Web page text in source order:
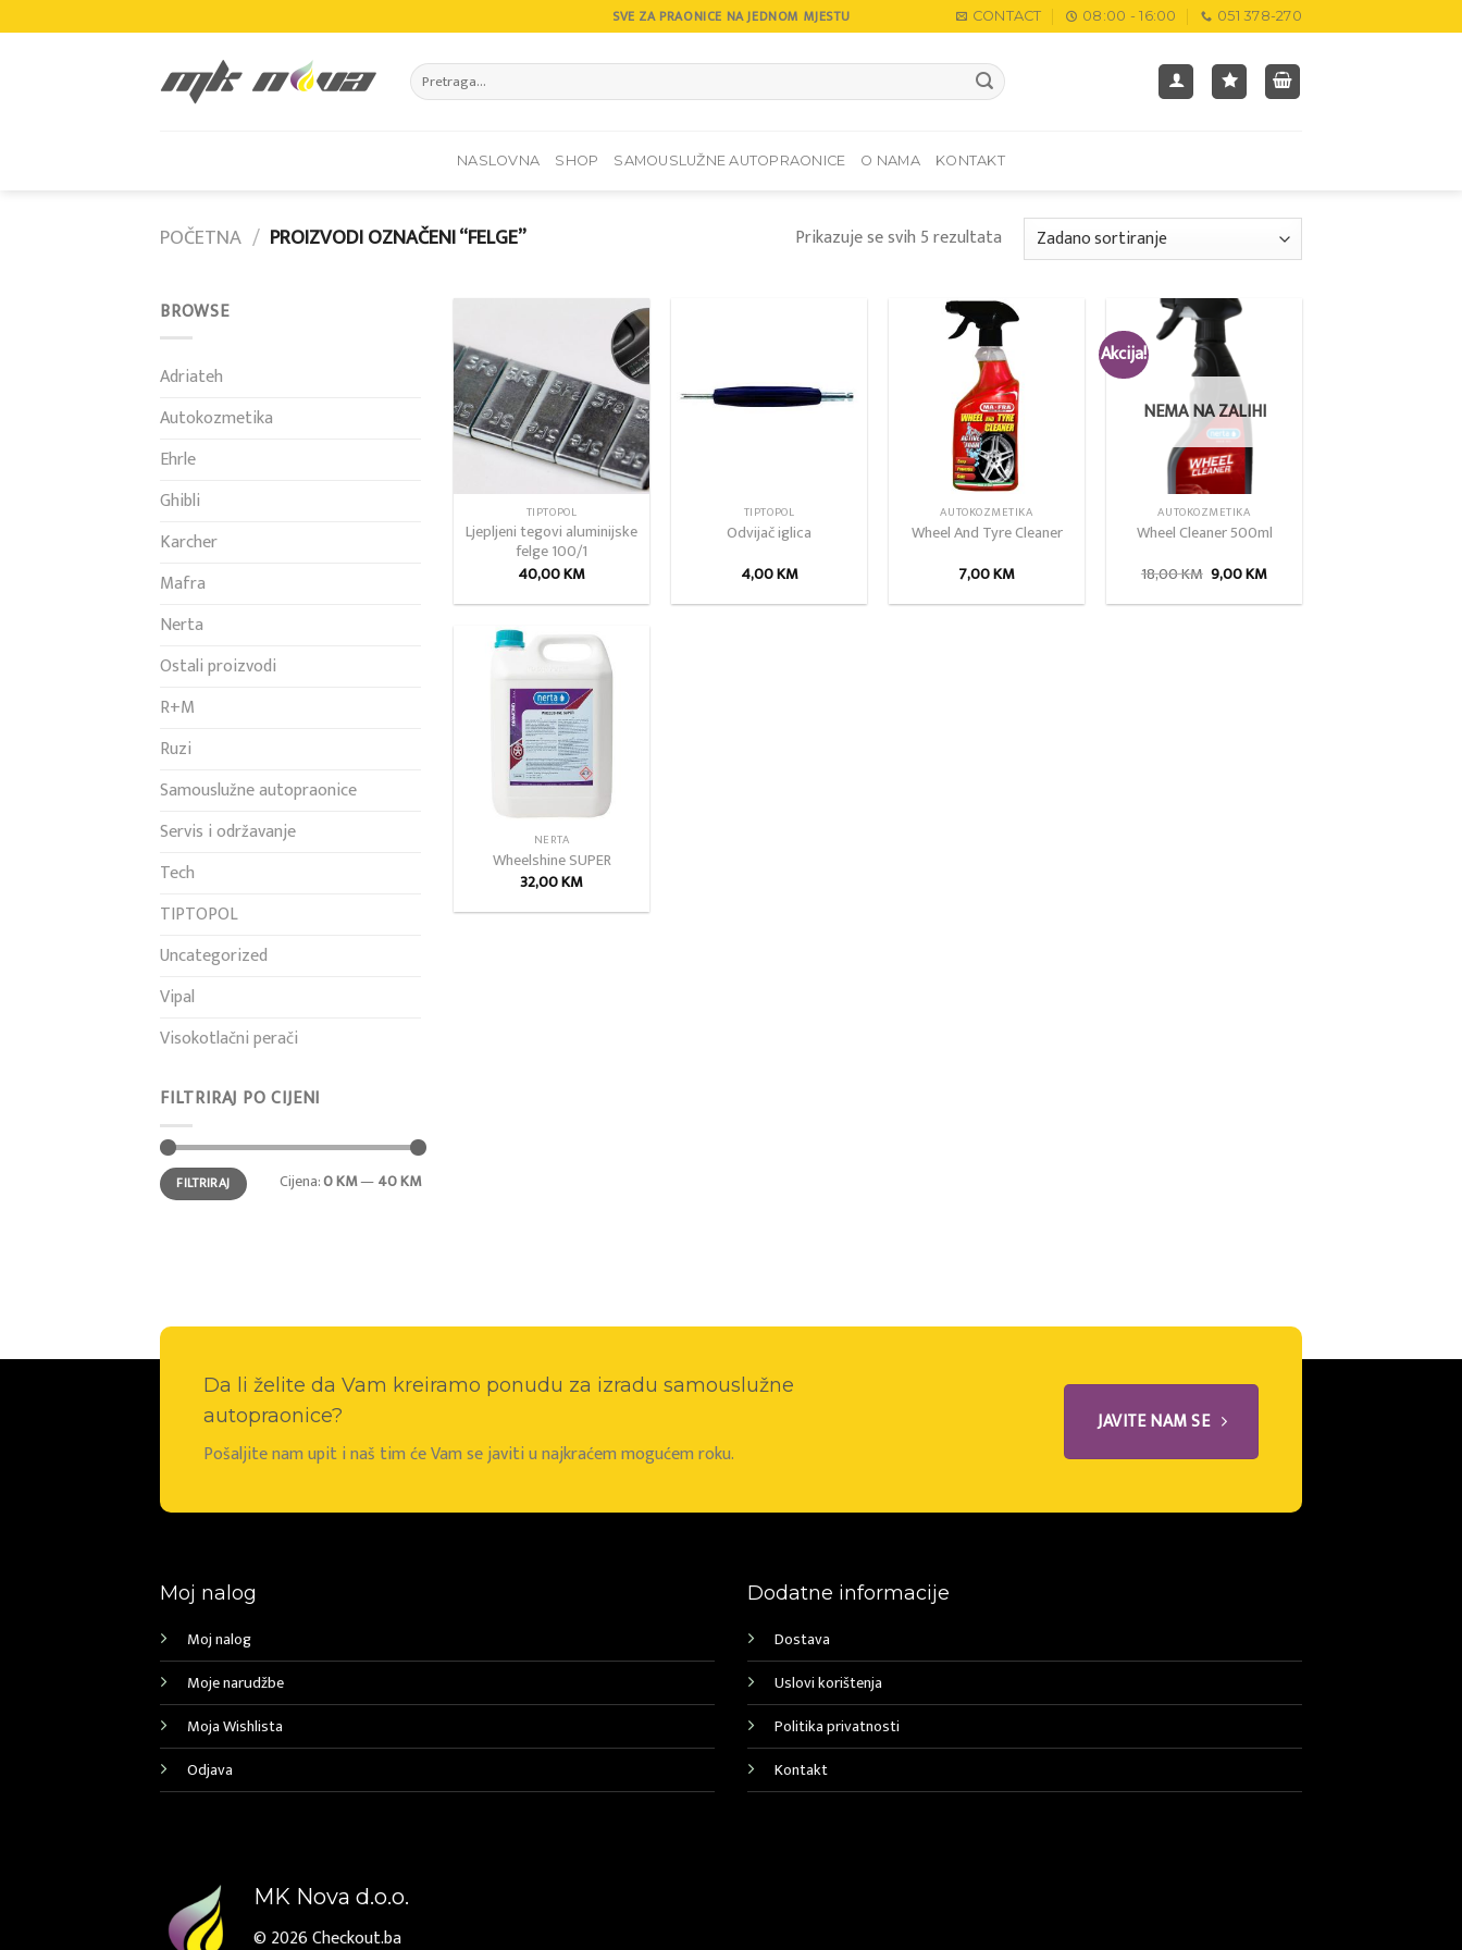
to
SVE ZA PRAONICE NA JEDNOM MJESTU CONTACT 08:00 - 16:00 051 378-270
Pretraži:
NASLOVNA SHOP SAMOUSLUŽNE AUTOPRAONICE O NAMA KONTAKT
POČETNA / PROIZVODI OZNAČENI “FELGE” Prikazuje se svih 5 rezultata
BROWSE
Adriateh
Autokozmetika
Ehrle
Ghibli
Karcher
Mafra
Nerta
Ostali proizvodi
R+M
Ruzi
Samouslužne autopraonice
Servis i održavanje
Tech
TIPTOPOL
Uncategorized
Vipal
Visokotlačni perači
FILTRIRAJ PO CIJENI
Min
cijena
Maks
cijenaFILTRIRAJ Cijena:0 KM—40 KM
Add to
wishlist
TIPTOPOL
Ljepljeni tegovi aluminijske
felge 100/1
40,00KM
TIPTOPOL
Odvijač iglica
4,00KM
AUTOKOZMETIKA
Wheel And Tyre Cleaner
7,00KM
Akcija!
NEMA NA ZALIHI
AUTOKOZMETIKA
Wheel Cleaner 500ml
18,00KM Izvorna
cijena
bila
9,00KMTrenutna
je:
wishlist
NERTA
Wheelshine SUPER
32,00KM
Da li želite da Vam kreiramo ponudu za izradu samouslužne
autopraonice?
Pošaljite nam upit i naš tim će Vam se javiti u najkraćem mogućem roku.
JAVITE NAM SE
Moj nalog
Moj nalog
Moje narudžbe
Moja Wishlista
Odjava
Dodatne informacije
Dostava
Uslovi korištenja
Politika privatnosti
Kontakt
MK Nova d.o.o.
© 2026Checkout.ba